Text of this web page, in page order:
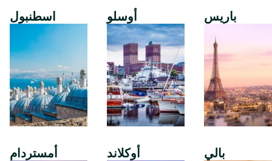
اسطنبول
أمستردام
أوسلو
أوكلاند
باريس
بالي